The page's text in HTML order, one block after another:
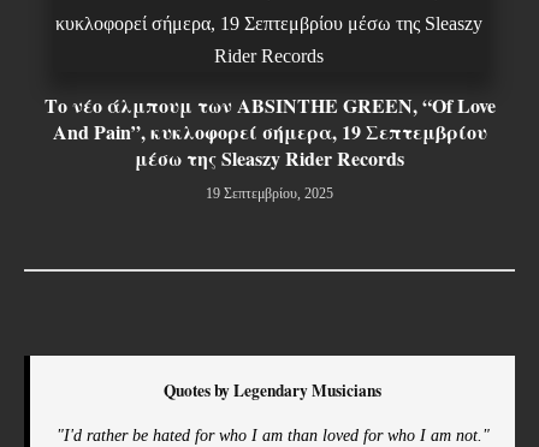
Το νέο άλμπουμ των ABSINTHE GREEN, “Of Love
And Pain”, κυκλοφορεί σήμερα, 19 Σεπτεμβρίου
μέσω της Sleaszy Rider Records
19 Σεπτεμβρίου, 2025
Quotes by Legendary Musicians
"I'd rather be hated for who I am than loved for who I am not."